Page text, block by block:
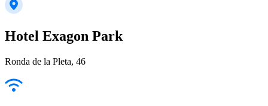
Hotel Exagon Park
Ronda de la Pleta, 46